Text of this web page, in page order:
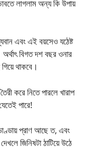
লাগলাম অন্য কি উপায়
এবং এই বয়সেও যঠেষ্ট
বিগত দশ বছর ওনার
থাকবে।
করে নিতে পারলে খারাপ
পারে!
প্রাণ আছে ত, এবং
জিনিষটা ঠাটিয়ে উঠে